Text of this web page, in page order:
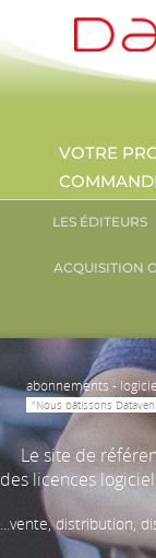
VOTRE
LES ÉDITEURS
ACQUISITION
abonnements -
"Nous bâtissons
Le site de
des licences
...vente, distribution,